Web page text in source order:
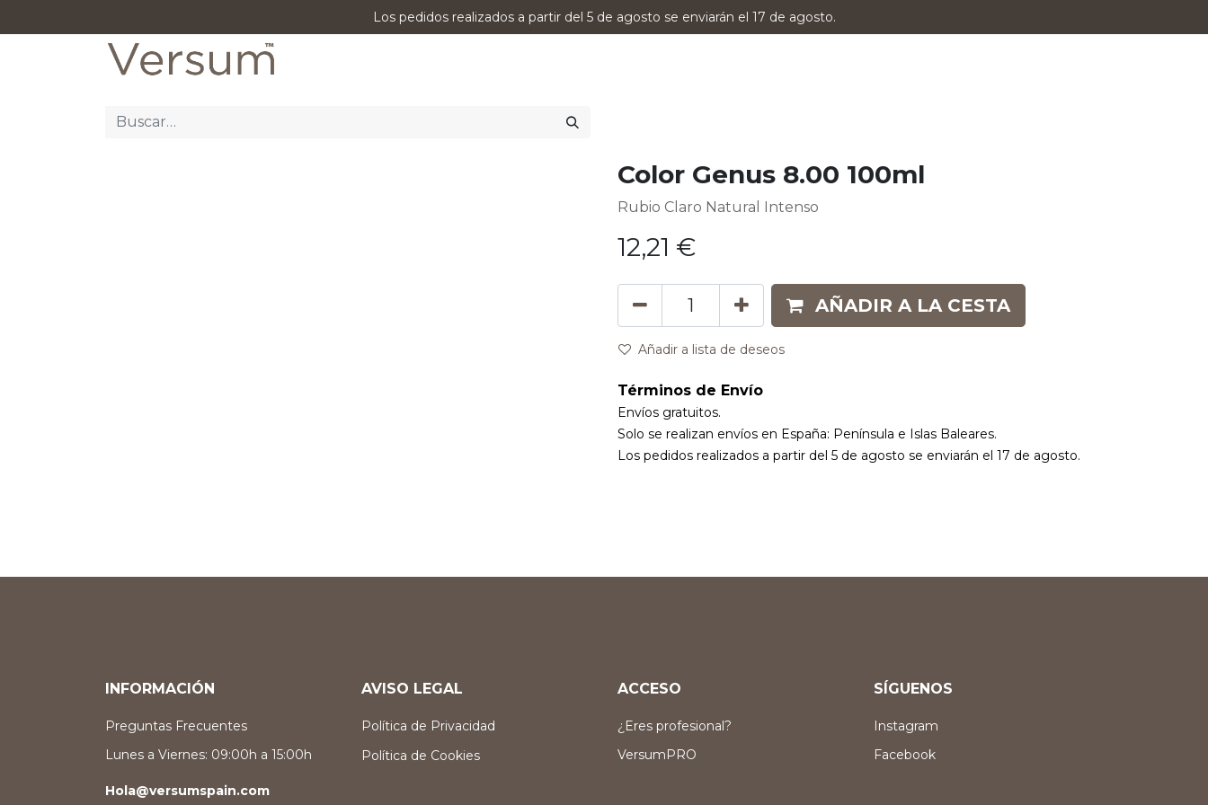
Los pedidos realizados a partir del 5 de agosto se enviarán el 17 de agosto.
Color Genus 8.00 100ml
Rubio Claro Natural Intenso
12,21 €
AÑADIR A LA CESTA
Añadir a lista de deseos
Términos de Envío
Envíos gratuitos.
Solo se realizan envíos en España: Península e Islas Baleares.
Los pedidos realizados a partir del 5 de agosto se enviarán el 17 de agosto.
INFORMACIÓN
Preguntas Frecuentes
Lunes a Viernes: 09:00h a 15:00h
Hola@versumspain.com
AVISO LEGAL
Política de Privacidad
Política de Cookies
ACCESO
¿Eres profesional?
VersumPRO
SÍGUENOS
Instagram
Facebook